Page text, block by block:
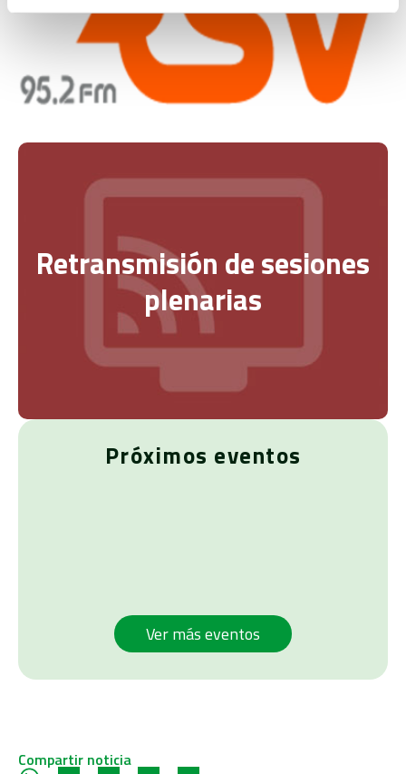
Retransmisión de sesiones
plenarias
Próximos eventos
Ver más eventos
Compartir noticia